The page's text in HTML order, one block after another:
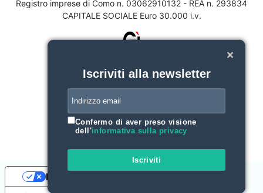
Registro imprese di Como n. 03062910132 - REA n. 293834
CAPITALE SOCIALE Euro 30.000 i.v.
Iscriviti alla newsletter
Confermo di aver preso visione
dell'informativa sulla privacy
Iscriviti
Le tue preferenze relative alla privacy